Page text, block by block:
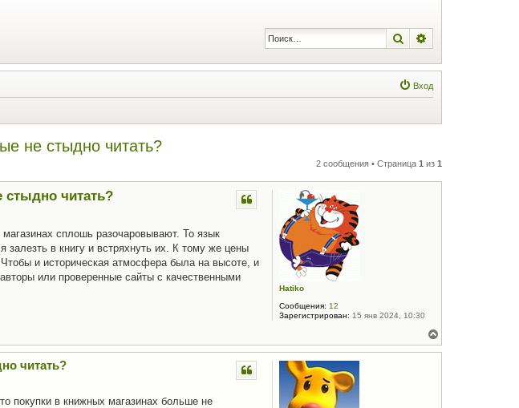
Поиск
Вход
не стыдно читать?
2 сообщения • Страница 1 из 1
Hatiko
Сообщения: 12
Зарегистрирован: 15 янв 2024, 10:30
читать?
сплошь разочаровывают. То язык
залезть в книгу и встряхнуть их. К тому же цены
и историческая атмосфера была на высоте, и
или проверенные сайты с качественными
е
р
читать?
покупки в книжных магазинах больше не